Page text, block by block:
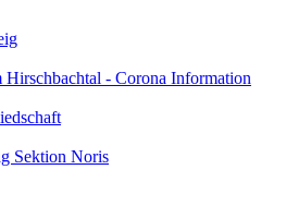
Hirschbachtal - Corona Information
Sektion Noris